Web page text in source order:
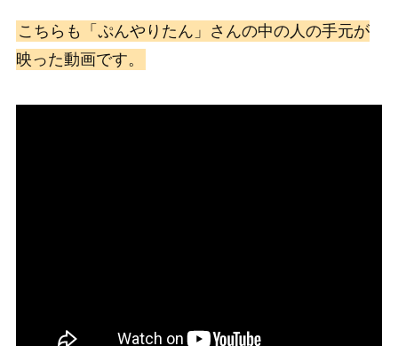
こちらも「ぷんやりたん」さんの中の人の手元が
映った動画です。